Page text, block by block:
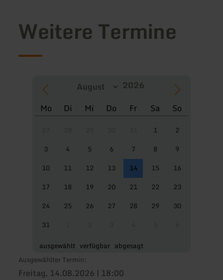
Weitere Termine
Mo Di Mi Do Fr Sa So
1
2
3
4 5 6 7 8
9
10
11 12 13 14 15
16
17
18 19 20 21 22
23
24
25 26 27 28 29
30
31
ausgewählt verfügbar abgesagt
Ausgewählter Termin:
Freitag, 14.08.2026 | 18:00